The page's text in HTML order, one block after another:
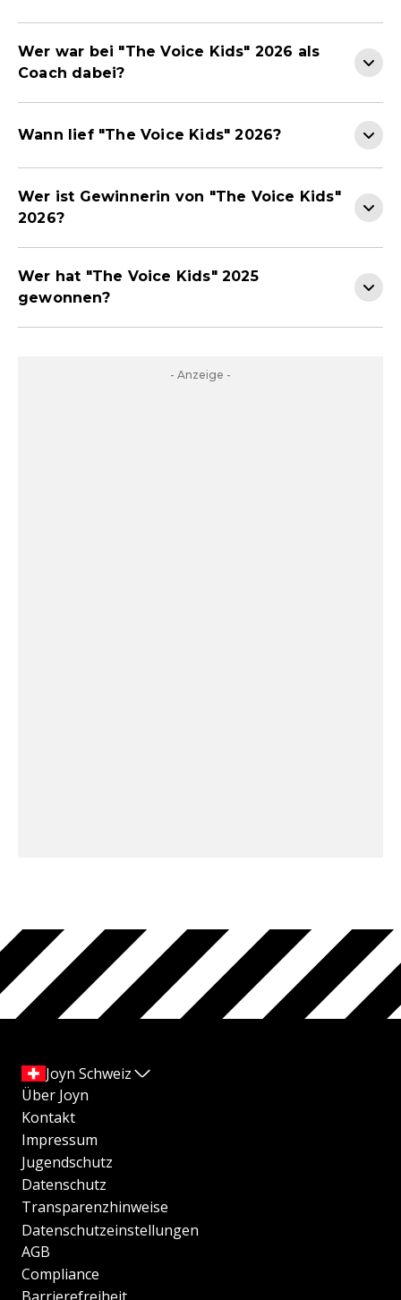
Wer war bei "The Voice Kids" 2026 als
Coach dabei?
Wann lief "The Voice Kids" 2026?
Wer ist Gewinnerin von "The Voice Kids"
2026?
Wer hat "The Voice Kids" 2025
gewonnen?
- Anzeige -
Joyn Schweiz
Über Joyn
Kontakt
Impressum
Jugendschutz
Datenschutz
Transparenzhinweise
Datenschutzeinstellungen
AGB
Compliance